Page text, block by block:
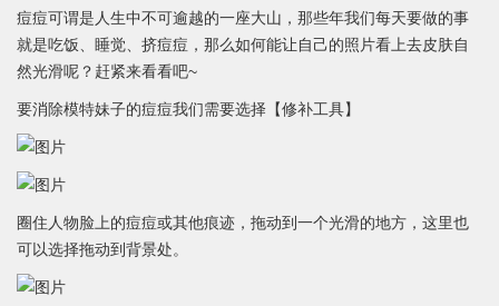
痘痘可谓是人生中不可逾越的一座大山，那些年我们每天要做的事
就是吃饭、睡觉、挤痘痘，那么如何能让自己的照片看上去皮肤自
然光滑呢？赶紧来看看吧~
要消除模特妹子的痘痘我们需要选择【修补工具】
圈住人物脸上的痘痘或其他痕迹，拖动到一个光滑的地方，这里也
可以选择拖动到背景处。